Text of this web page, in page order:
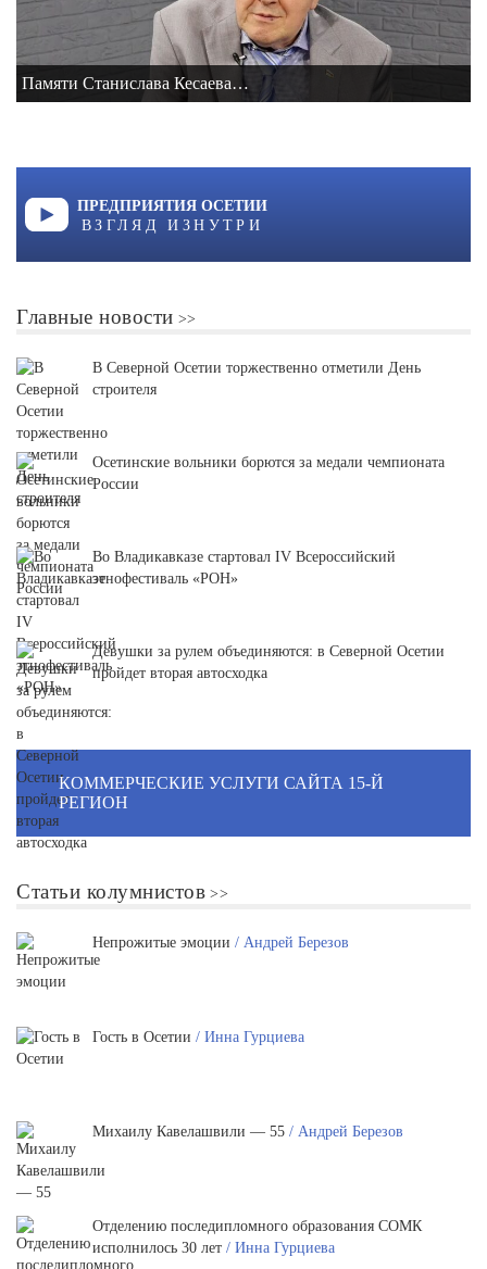
Памяти Станислава Кесаева…
ПРЕДПРИЯТИЯ ОСЕТИИ
ВЗГЛЯД ИЗНУТРИ
Главные новости
В Северной Осетии торжественно отметили День
строителя
Осетинские вольники борются за медали чемпионата
России
Во Владикавказе стартовал IV Всероссийский
этнофестиваль «РОН»
Девушки за рулем объединяются: в Северной Осетии
пройдет вторая автосходка
КОММЕРЧЕСКИЕ УСЛУГИ САЙТА 15-Й
РЕГИОН
Статьи колумнистов
Непрожитые эмоции / Андрей Березов
Гость в Осетии / Инна Гурциева
Михаилу Кавелашвили — 55 / Андрей Березов
Отделению последипломного образования СОМК
исполнилось 30 лет / Инна Гурциева